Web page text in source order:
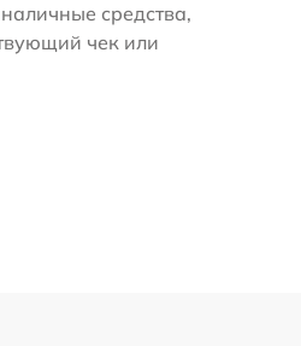
средства,
чек или